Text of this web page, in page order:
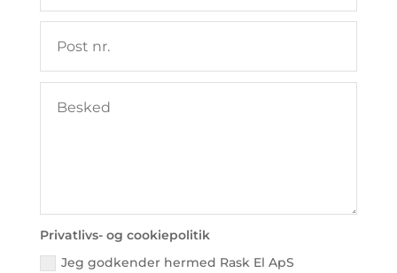
Privatlivs- og cookiepolitik
Jeg godkender hermed Rask El ApS